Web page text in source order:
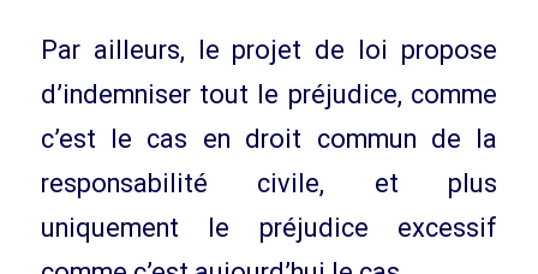
Par ailleurs, le projet de loi propose
d’indemniser tout le préjudice, comme
c’est le cas en droit commun de la
responsabilité civile, et plus
uniquement le préjudice excessif